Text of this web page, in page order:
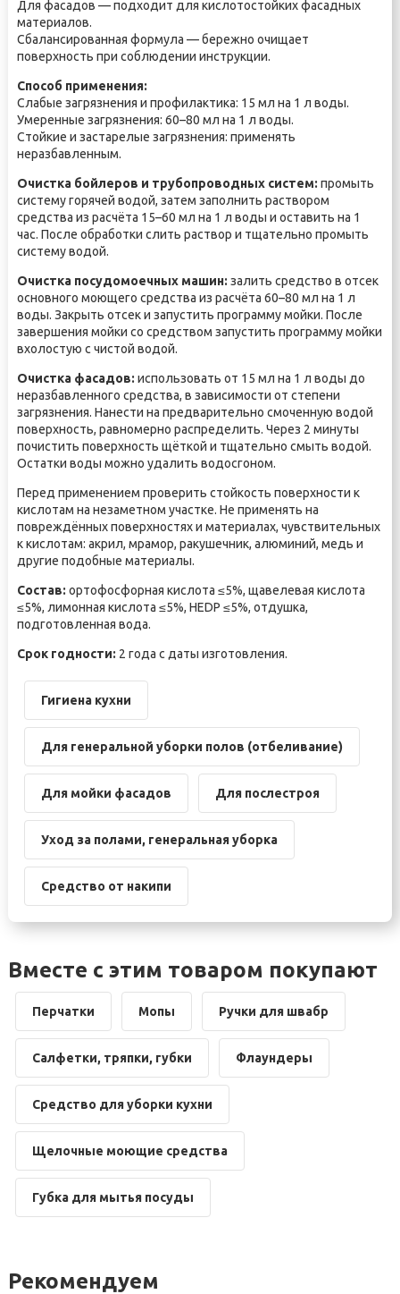
Для фасадов — подходит для кислотостойких фасадных
материалов.
Сбалансированная формула — бережно очищает
поверхность при соблюдении инструкции.
Способ применения:
Слабые загрязнения и профилактика: 15 мл на 1 л воды.
Умеренные загрязнения: 60–80 мл на 1 л воды.
Стойкие и застарелые загрязнения: применять
неразбавленным.
Очистка бойлеров и трубопроводных систем: промыть
систему горячей водой, затем заполнить раствором
средства из расчёта 15–60 мл на 1 л воды и оставить на 1
час. После обработки слить раствор и тщательно промыть
систему водой.
Очистка посудомоечных машин: залить средство в отсек
основного моющего средства из расчёта 60–80 мл на 1 л
воды. Закрыть отсек и запустить программу мойки. После
завершения мойки со средством запустить программу мойки
вхолостую с чистой водой.
Очистка фасадов: использовать от 15 мл на 1 л воды до
неразбавленного средства, в зависимости от степени
загрязнения. Нанести на предварительно смоченную водой
поверхность, равномерно распределить. Через 2 минуты
почистить поверхность щёткой и тщательно смыть водой.
Остатки воды можно удалить водосгоном.
Перед применением проверить стойкость поверхности к
кислотам на незаметном участке. Не применять на
повреждённых поверхностях и материалах, чувствительных
к кислотам: акрил, мрамор, ракушечник, алюминий, медь и
другие подобные материалы.
Состав: ортофосфорная кислота ≤5%, щавелевая кислота
≤5%, лимонная кислота ≤5%, HEDP ≤5%, отдушка,
подготовленная вода.
Срок годности: 2 года с даты изготовления.
Гигиена кухни
Для генеральной уборки полов (отбеливание)
Для мойки фасадов Для послестроя
Уход за полами, генеральная уборка
Средство от накипи
Вместе с этим товаром покупают
Перчатки Мопы Ручки для швабр
Салфетки, тряпки, губки Флаундеры
Средство для уборки кухни
Щелочные моющие средства
Губка для мытья посуды
Рекомендуем